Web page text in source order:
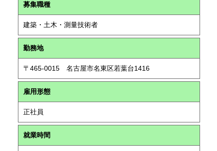
募集職種
建築・土木・測量技術者
勤務地
〒465-0015 名古屋市名東区若葉台1416
雇用形態
正社員
就業時間